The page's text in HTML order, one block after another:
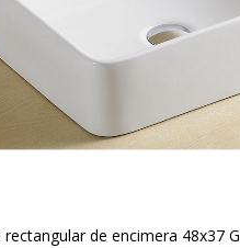
rectangular de encimera 48x37